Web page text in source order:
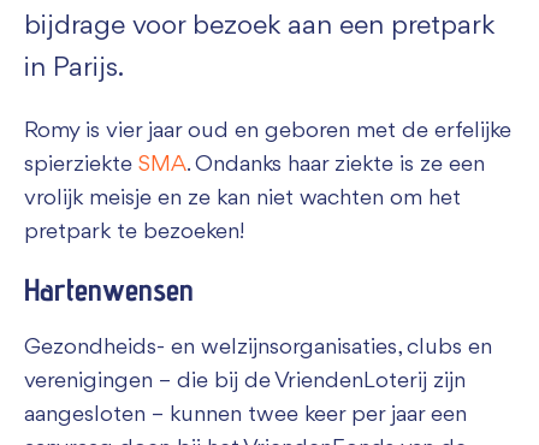
bijdrage voor bezoek aan een pretpark
in Parijs.
Romy is vier jaar oud en geboren met de erfelijke
spierziekte SMA. Ondanks haar ziekte is ze een
vrolijk meisje en ze kan niet wachten om het
pretpark te bezoeken!
Hartenwensen
Gezondheids- en welzijnsorganisaties, clubs en
verenigingen – die bij de VriendenLoterij zijn
aangesloten – kunnen twee keer per jaar een